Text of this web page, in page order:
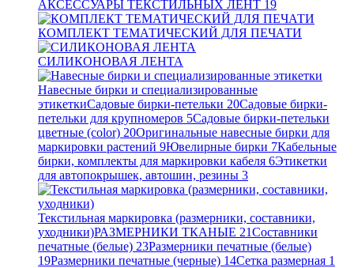
АКСЕССУАРЫ ТЕКСТИЛЬНЫХ ЛЕНТ 19
КОМПЛЕКТ ТЕМАТИЧЕСКИЙ ДЛЯ ПЕЧАТИ
СИЛИКОНОВАЯ ЛЕНТА
Навесные бирки и специализированные
этикеткиСадовые бирки-петельки 20Садовые бирки-
петельки для крупномеров 5Садовые бирки-петельки
цветные (color) 20Оригинальные навесные бирки для
маркировки растений 9Ювелирные бирки 7Кабельные
бирки, комплекты для маркировки кабеля 6Этикетки
для автопокрышек, автошин, резины 3
Текстильная маркировка (размерники, составники,
уходники)РАЗМЕРНИКИ ТКАНЫЕ 21Составники
печатные (белые) 23Размерники печатные (белые)
19Размерники печатные (черные) 14Сетка размерная 1